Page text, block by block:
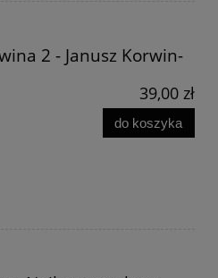
2 - Janusz Korwin-
39,00 zł
do koszyka